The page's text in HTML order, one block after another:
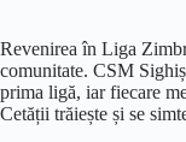
Revenirea în Liga
comunitate. CSM
prima ligă, iar fiecare
Cetății trăiește și se